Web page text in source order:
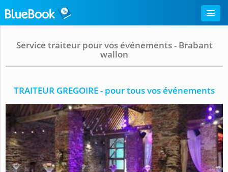
Service traiteur pour vos événements - Brabant
wallon
TRAITEUR GREGOIRE - pour tous vos événements